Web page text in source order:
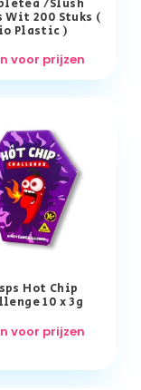
/Slush
Wit 200 Stuks (
Plastic )
voor prijzen
Hot Chip
10 x 3g
voor prijzen